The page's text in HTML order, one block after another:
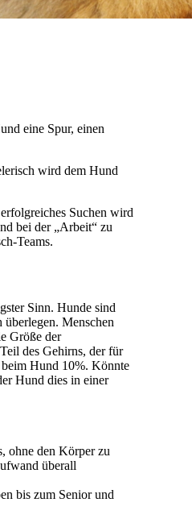
eine Spur, einen
wird dem Hund
Suchen wird
bei der „Arbeit“ zu
Teams.
Sinn. Hunde sind
Menschen
Größe der
des Gehirns, der für
beim Hund 10%. Könnte
Hund dies in einer
ohne den Körper zu
überall
bis zum Senior und